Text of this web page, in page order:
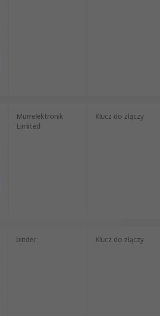
Murrelektronik
Limited
Klucz do złączy
binder Klucz do złączy